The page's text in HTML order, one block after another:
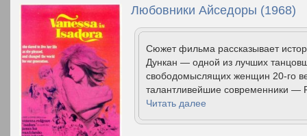
Любовники Айседоры (1968)
Сюжет фильма рассказывает
Дункан — одной из лучших
свободомыслящих женщин 20-го
талантливейшие современники —
Читать далее